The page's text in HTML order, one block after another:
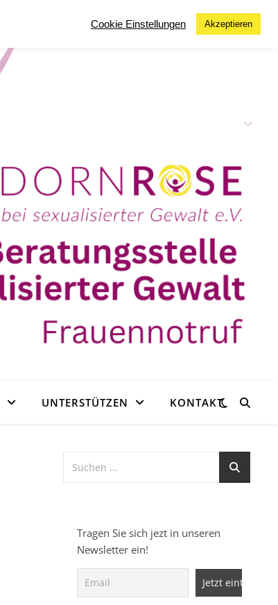
UNTERSTÜTZEN KONTAKT
Tragen Sie sich jezt in unseren
Newsletter ein!
Cookie Einstellungen Akzeptieren